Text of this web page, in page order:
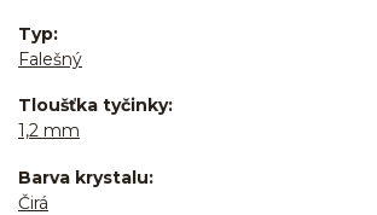
Typ
Falešný
Tloušťka tyčinky
1,2 mm
Barva krystalu
Čirá